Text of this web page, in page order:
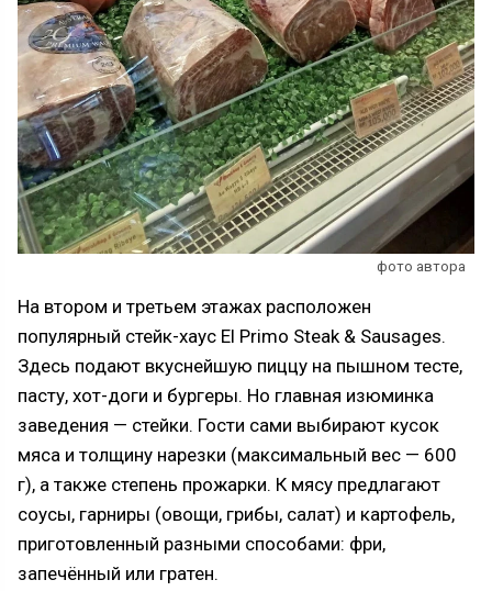
фото автора
На втором и третьем этажах расположен
популярный стейк-хаус El Primo Steak & Sausages.
Здесь подают вкуснейшую пиццу на пышном тесте,
пасту, хот-доги и бургеры. Но главная изюминка
заведения — стейки. Гости сами выбирают кусок
мяса и толщину нарезки (максимальный вес — 600
г), а также степень прожарки. К мясу предлагают
соусы, гарниры (овощи, грибы, салат) и картофель,
приготовленный разными способами: фри,
запечённый или гратен.